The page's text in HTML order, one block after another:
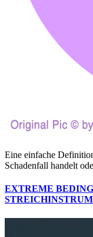
Eine einfache
Schadenfall handelt
EXTREME